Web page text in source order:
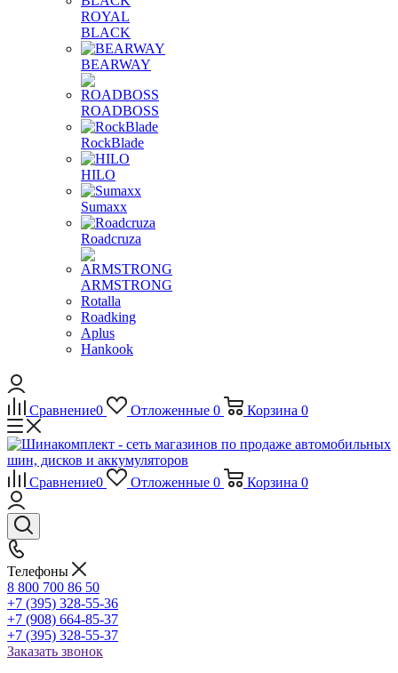
ROYAL
BLACK
BEARWAY
ROADBOSS
RockBlade
HILO
Sumaxx
Roadcruza
ARMSTRONG
Rotalla
Roadking
Aplus
Hankook
Сравнение0 Отложенные 0 Корзина 0
Сравнение0 Отложенные 0 Корзина 0
Телефоны
8 800 700 86 50
+7 (395) 328-55-36
+7 (908) 664-85-37
+7 (395) 328-55-37
Заказать звонок